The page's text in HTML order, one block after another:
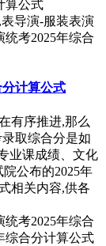
导演-服装表演
考2025年综合
分计算公式
有序推进,那么
取综合分是如
业课成绩、文化
公布的2025年
相关内容,供各